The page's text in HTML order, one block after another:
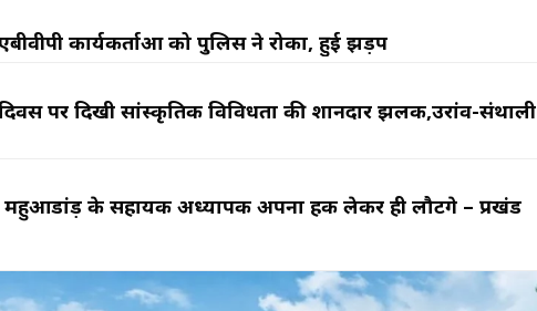
कार्यकर्ताओं को पुलिस ने रोका, हुई झड़प
पर दिखी सांस्कृतिक विविधता की शानदार झलक,उरांव-संथाली
महुआडांड़ के सहायक अध्यापक अपना हक लेकर ही लौटेंगे – प्रखंड